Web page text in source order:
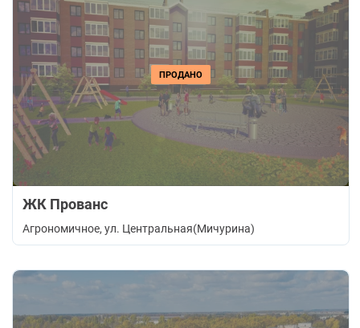
ПРОДАНО
ЖК Прованс
Агрономичное, ул. Центральная(Мичурина)